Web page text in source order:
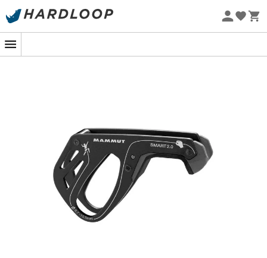
Promoções de verão 🔥 -5% EXTRA a partir de 2 produtos*